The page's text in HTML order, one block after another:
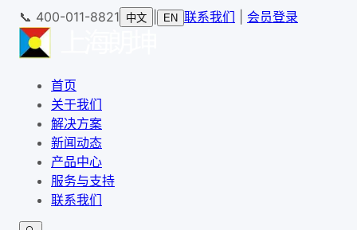
📞 400-011-8821 中文 EN 联系我们 会员登录
首页
关于我们
解决方案
新闻动态
产品中心
服务与支持
联系我们